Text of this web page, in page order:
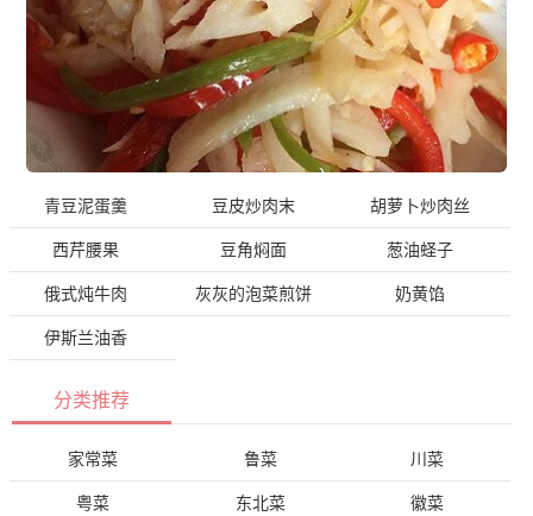
青豆泥蛋羹 豆皮炒肉末 胡萝卜炒肉丝
西芹腰果 豆角焖面 葱油蛏子
俄式炖牛肉 灰灰的泡菜煎饼 奶黄馅
伊斯兰油香
分类推荐
家常菜 鲁菜 川菜
粤菜 东北菜 徽菜